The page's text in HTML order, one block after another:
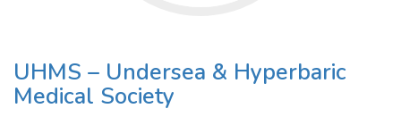
UHMS – Undersea & Hyperbaric
Medical Society